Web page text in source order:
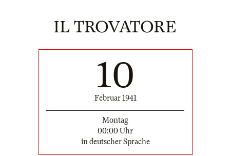
IL TROVATORE
10
Februar 1941
Montag
00:00 Uhr
in deutscher Sprache